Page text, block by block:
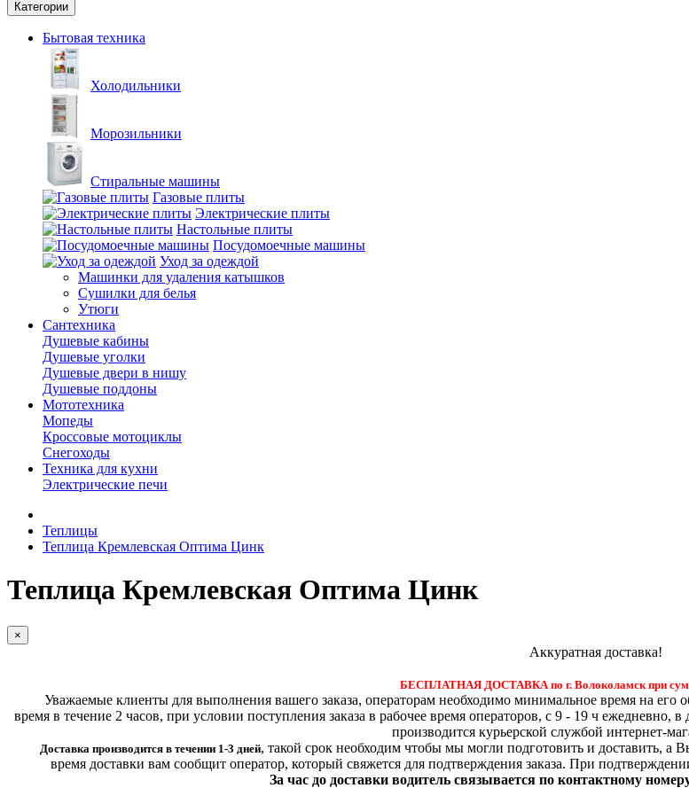
Категории
Бытовая техника
Холодильники
Морозильники
Стиральные машины
Газовые плиты
Электрические плиты
Настольные плиты
Посудомоечные машины
Уход за одеждой
Машинки для удаления катышков
Сушилки для белья
Утюги
Сантехника
Душевые кабины
Душевые уголки
Душевые двери в нишу
Душевые поддоны
Мототехника
Мопеды
Кроссовые мотоциклы
Снегоходы
Техника для кухни
Электрические печи
Теплицы
Теплица Кремлевская Оптима Цинк
Теплица Кремлевская Оптима Цинк
×
Аккуратная доставка!
БЕСПЛАТНАЯ ДОСТАВКА по г. Волоколамск при
Уважаемые клиенты для выполнения вашего заказа, операторам необходимо минимальное время на его
время в течение 2 часов, при условии поступления заказа в рабочее время операторов, с 9 - 19 ч ежедневно,
производится курьерской службой интернет-
Доставка производится в течении 1-3 дней, такой срок необходим чтобы мы могли подготовить и доставить, а
время доставки вам сообщит оператор, который свяжется для подтверждения заказа. При
За час до доставки водитель связывается по контактному